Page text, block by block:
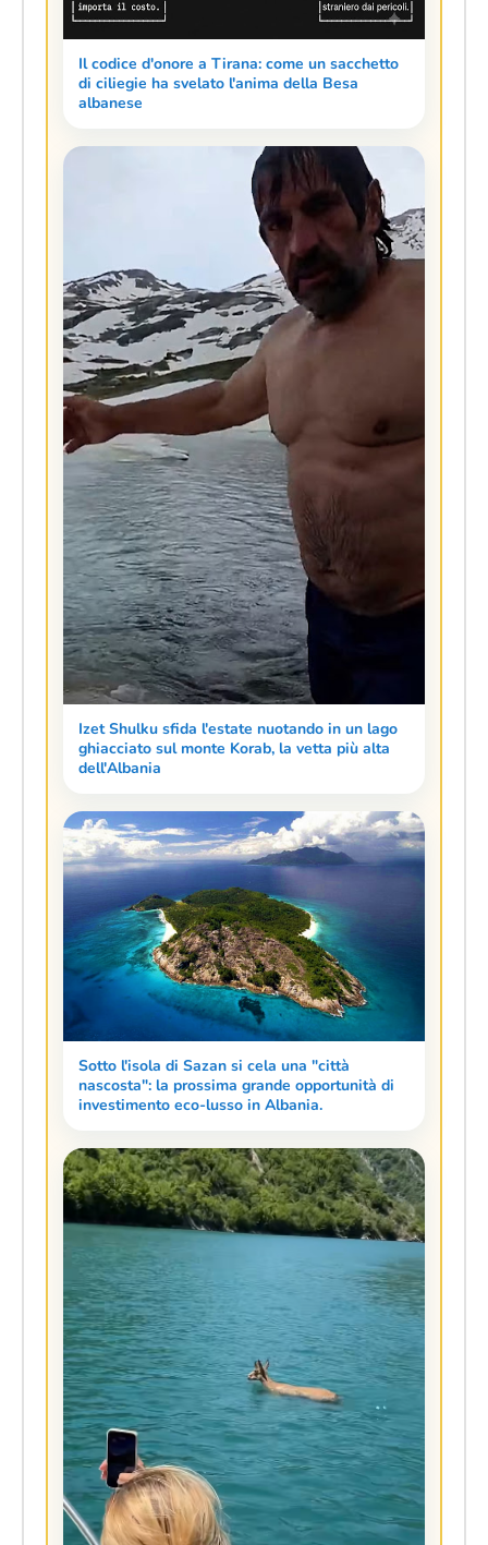
Il codice d'onore a Tirana: come un sacchetto
di ciliegie ha svelato l'anima della Besa
albanese
Izet Shulku sfida l'estate nuotando in un lago
ghiacciato sul monte Korab, la vetta più alta
dell'Albania
Sotto l'isola di Sazan si cela una "città
nascosta": la prossima grande opportunità di
investimento eco-lusso in Albania.